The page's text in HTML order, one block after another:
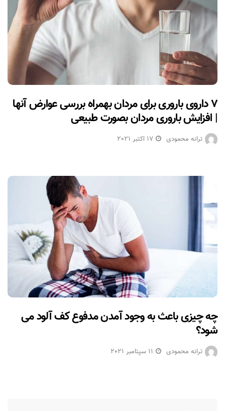
۷ داروی باروری برای مردان بهمراه بررسی عوارض آنها
| افزایش باروری مردان بصورت طبیعی
ترانه محمودی 17 اکتبر 2021
چه چیزی باعث به وجود آمدن مدفوع کف آلود می
شود؟
ترانه محمودی 11 سپتامبر 2021